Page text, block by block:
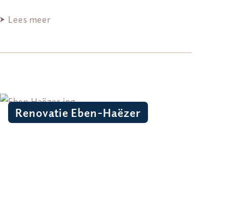
Lees meer
Renovatie Eben-Haëzer